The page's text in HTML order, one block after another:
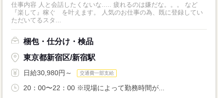
仕事内容 人と会話したくないな..... 疲れるのは嫌だな。。。 など
『楽して』稼ぐ を叶えます。 人気のお仕事の為、既に登録してい
ただいてるスタ...
梱包・仕分け・検品
東京都新宿区/新宿駅
日給30,980円～ 交通費一部支給
20：00〜22：00 ※現場によって勤務時間が...